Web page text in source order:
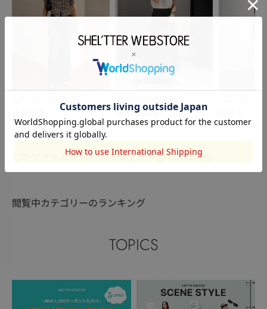
159cm
茂木 華梨菜
161cm
162cm
このアイテムを見た人がチェックしている商品
閲覧中カテゴリーのランキング
TOPICS